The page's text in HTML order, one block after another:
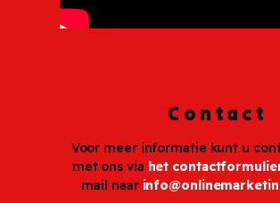
Contact
Voor meer informatie kunt u
met ons via het
mail naar